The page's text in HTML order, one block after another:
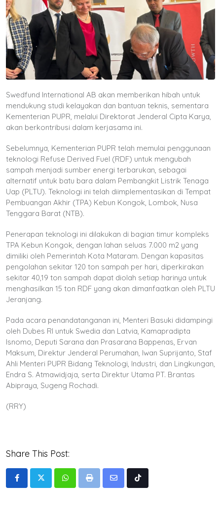
Swedfund International AB akan memberikan hibah untuk
mendukung studi kelayakan dan bantuan teknis, sementara
Kementerian PUPR, melalui Direktorat Jenderal Cipta Karya,
akan berkontribusi dalam kerjasama ini.
Sebelumnya, Kementerian PUPR telah memulai penggunaan
teknologi Refuse Derived Fuel (RDF) untuk mengubah
sampah menjadi sumber energi terbarukan, sebagai
alternatif untuk batu bara dalam Pembangkit Listrik Tenaga
Uap (PLTU). Teknologi ini telah diimplementasikan di Tempat
Pembuangan Akhir (TPA) Kebun Kongok, Lombok, Nusa
Tenggara Barat (NTB).
Penerapan teknologi ini dilakukan di bagian timur kompleks
TPA Kebun Kongok, dengan lahan seluas 7.000 m2 yang
dimiliki oleh Pemerintah Kota Mataram. Dengan kapasitas
pengolahan sekitar 120 ton sampah per hari, diperkirakan
sekitar 40,19 ton sampah dapat diolah setiap harinya untuk
menghasilkan 15 ton RDF yang akan dimanfaatkan oleh PLTU
Jeranjang.
Pada acara penandatanganan ini, Menteri Basuki didampingi
oleh Dubes RI untuk Swedia dan Latvia, Kamapradipta
Isnomo, Deputi Sarana dan Prasarana Bappenas, Ervan
Maksum, Direktur Jenderal Perumahan, Iwan Suprijanto, Staf
Ahli Menteri PUPR Bidang Teknologi, Industri, dan Lingkungan,
Endra S. Atmawidjaja, serta Direktur Utama PT. Brantas
Abipraya, Sugeng Rochadi.
(RRY)
Share This Post:
WhatsappPrint
Share
Tiktok